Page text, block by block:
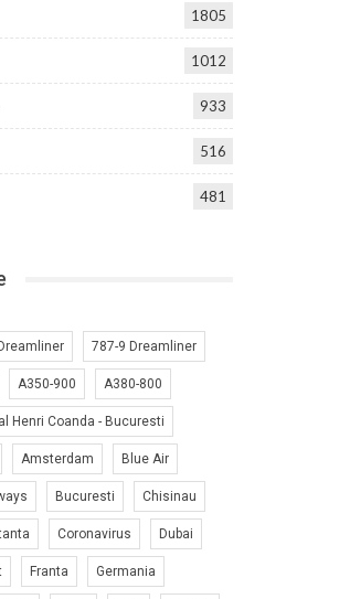
1805
1012
933
516
481
787-9 Dreamliner
A350-900 A380-800
Henri Coanda - Bucuresti
Amsterdam Blue Air
Bucuresti Chisinau
Coronavirus Dubai
Franta Germania